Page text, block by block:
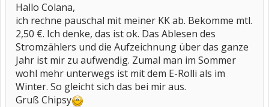
Hallo Colana,
ich rechne pauschal mit meiner KK ab. Bekomme mtl.
2,50 €. Ich denke, das ist ok. Das Ablesen des
Stromzählers und die Aufzeichnung über das ganze
Jahr ist mir zu aufwendig. Zumal man im Sommer
wohl mehr unterwegs ist mit dem E-Rolli als im
Winter. So gleicht sich das bei mir aus.
Gruß Chipsy